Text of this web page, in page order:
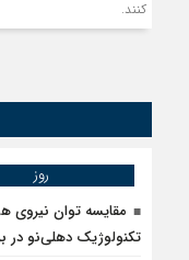
کنند.
روز
مقایسه توان نیروی
تکنولوژیک دهلی‌نو در